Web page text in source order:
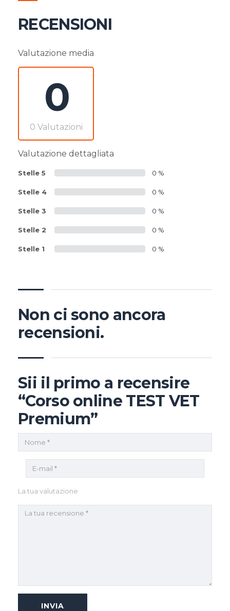
RECENSIONI
Valutazione media
0
0 Valutazioni
Valutazione dettagliata
Stelle 5 0 %
Stelle 4 0 %
Stelle 3 0 %
Stelle 2 0 %
Stelle 1 0 %
Non ci sono ancora
recensioni.
Sii il primo a recensire
“Corso online TEST VET
Premium”
La tua valutazione